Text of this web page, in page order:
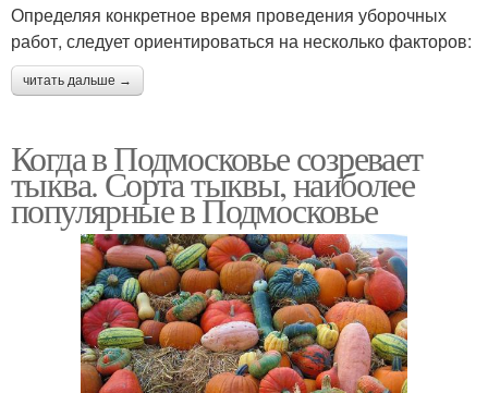
Определяя конкретное время проведения уборочных
работ, следует ориентироваться на несколько факторов:
читать дальше →
Когда в Подмосковье созревает
тыква. Сорта тыквы, наиболее
популярные в Подмосковье